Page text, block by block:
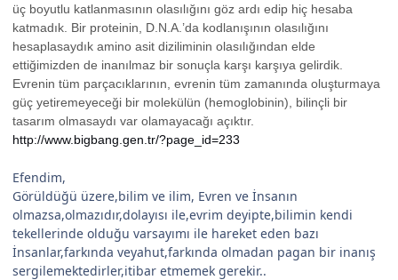
üç boyutlu katlanmasının olasılığını göz ardı edip hiç hesaba
katmadık. Bir proteinin, D.N.A.’da kodlanışının olasılığını
hesaplasaydık amino asit diziliminin olasılığından elde
ettiğimizden de inanılmaz bir sonuçla karşı karşıya gelirdik.
Evrenin tüm parçacıklarının, evrenin tüm zamanında oluşturmaya
güç yetiremeyeceği bir molekülün (hemoglobinin), bilinçli bir
tasarım olmasaydı var olamayacağı açıktır.
http://www.bigbang.gen.tr/?page_id=233
Efendim,
Görüldüğü üzere,bilim ve ilim, Evren ve İnsanın
olmazsa,olmazıdır,dolayısı ile,evrim deyipte,bilimin kendi
tekellerinde olduğu varsayımı ile hareket eden bazı
İnsanlar,farkında veyahut,farkında olmadan pagan bir inanış
sergilemektedirler,itibar etmemek gerekir..